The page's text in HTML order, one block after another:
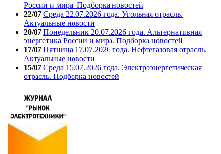
России и мира. Подборка новостей
22/07 Среда 22.07.2026 года. Угольная отрасль.
Актуальные новости
20/07 Понедельник 20.07.2026 года. Альтернативная
энергетика России и мира. Подборка новостей
17/07 Пятница 17.07.2026 года. Нефтегазовая отрасль.
Актуальные новости
15/07 Среда 15.07.2026 года. Электроэнергетическая
отрасль. Подборка новостей